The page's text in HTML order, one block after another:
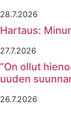
28.7.2026
Hartaus:
27.7.2026
”On ollut
uuden
26.7.2026